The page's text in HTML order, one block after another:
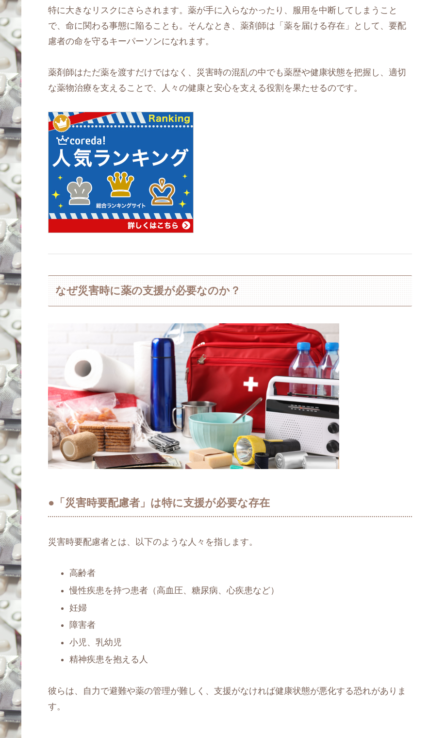
特に大きなリスクにさらされます。薬が手に入らなかったり、服用を中断してしまうこと
で、命に関わる事態に陥ることも。そんなとき、薬剤師は「薬を届ける存在」として、要配
慮者の命を守るキーパーソンになれます。
薬剤師はただ薬を渡すだけではなく、災害時の混乱の中でも薬歴や健康状態を把握し、適切
な薬物治療を支えることで、人々の健康と安心を支える役割を果たせるのです。
なぜ災害時に薬の支援が必要なのか？
●「災害時要配慮者」は特に支援が必要な存在
災害時要配慮者とは、以下のような人々を指します。
高齢者
慢性疾患を持つ患者（高血圧、糖尿病、心疾患など）
妊婦
障害者
小児、乳幼児
精神疾患を抱える人
彼らは、自力で避難や薬の管理が難しく、支援がなければ健康状態が悪化する恐れがありま
す。